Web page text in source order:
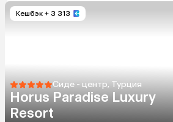
Кешбэк + 3 313
Сиде - центр, Турция
Horus Paradise Luxury
Resort